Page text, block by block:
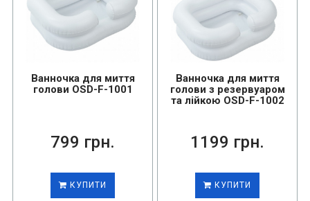
Ванночка для миття
голови OSD-F-1001
799 грн.
КУПИТИ
Ванночка для миття
голови з резервуаром
та лійкою OSD-F-1002
1199 грн.
КУПИТИ